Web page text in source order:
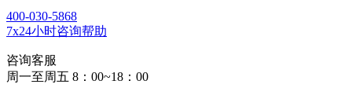
400-030-5868
7x24小时咨询帮助
咨询客服
周一至周五 8：00~18：00